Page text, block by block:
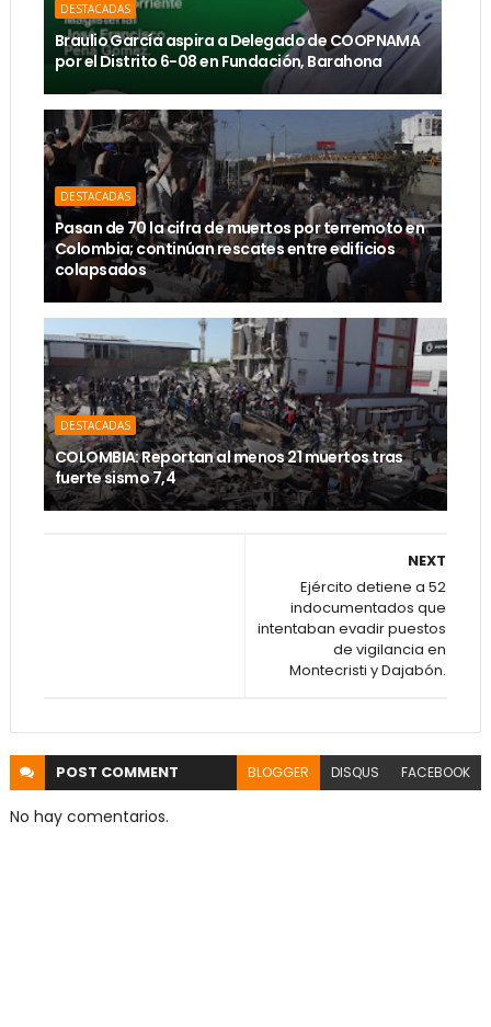
DESTACADAS
Braulio García aspira a Delegado de COOPNAMA
por el Distrito 6-08 en Fundación, Barahona
DESTACADAS
Pasan de 70 la cifra de muertos por terremoto en
Colombia; continúan rescates entre edificios
colapsados
DESTACADAS
COLOMBIA: Reportan al menos 21 muertos tras
fuerte sismo 7,4
NEXT
Ejército detiene a 52
indocumentados que
intentaban evadir puestos
de vigilancia en
Montecristi y Dajabón.
POST COMMENT BLOGGER DISQUS FACEBOOK
No hay comentarios.